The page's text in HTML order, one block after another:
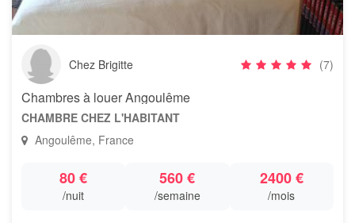
Chez Brigitte (7)
Chambres à louer Angoulême
CHAMBRE CHEZ L'HABITANT
Angoulême, France
80 €
/nuit
560 €
/semaine
2400 €
/mois